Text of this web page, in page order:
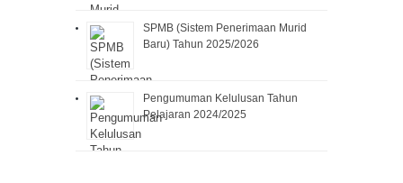
SPMB (Sistem Penerimaan Murid
Baru) Tahun 2025/2026
Pengumuman Kelulusan Tahun
Pelajaran 2024/2025